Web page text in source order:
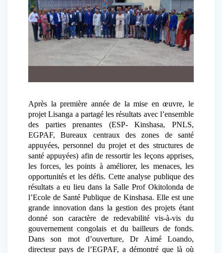
Après la première année de la mise en œuvre, le
projet Lisanga a partagé les résultats avec l’ensemble
des parties prenantes (ESP- Kinshasa, PNLS,
EGPAF, Bureaux centraux des zones de santé
appuyées, personnel du projet et des structures de
santé appuyées) afin de ressortir les leçons apprises,
les forces, les points à améliorer, les menaces, les
opportunités et les défis. Cette analyse publique des
résultats a eu lieu dans la Salle Prof Okitolonda de
l’Ecole de Santé Publique de Kinshasa. Elle est une
grande innovation dans la gestion des projets étant
donné son caractère de redevabilité vis-à-vis du
gouvernement congolais et du bailleurs de fonds.
Dans son mot d’ouverture, Dr Aimé Loando,
directeur pays de l’EGPAF, a démontré que là où